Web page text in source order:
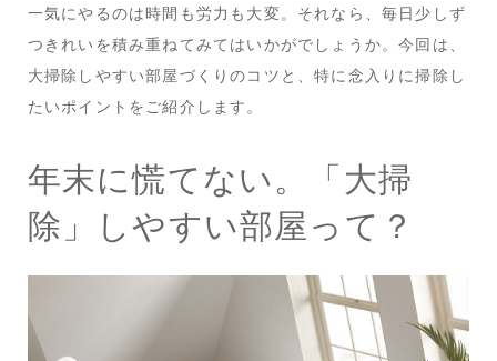
一気にやるのは時間も労力も大変。それなら、毎日少しず
つきれいを積み重ねてみてはいかがでしょうか。今回は、
大掃除しやすい部屋づくりのコツと、特に念入りに掃除し
たいポイントをご紹介します。
年末に慌てない。「大掃
除」しやすい部屋って？